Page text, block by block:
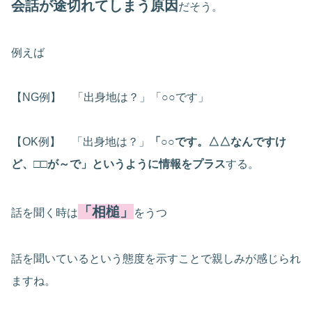
会話が途切れてしまう原因 だそう。
例えば
【NG例】 「出身地は？」「○○です」
【OK例】 「出身地は？」
「○○です。△△なんですけ
ど、□□が～で」というように情報をプラスする。
話を聞く時は 「相槌」 をうつ
話を聞いているという態度を示すことで親しみが感じられ
ますね。